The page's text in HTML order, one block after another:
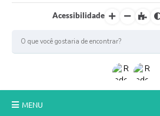
Acessibilidade
MENU